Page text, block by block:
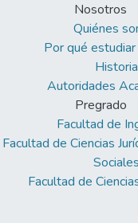
Nosotros
Quiénes
Por qué
Historia
Autoridades
Pregrado
Facultad de
Facultad de Ciencias
Sociales
Facultad de